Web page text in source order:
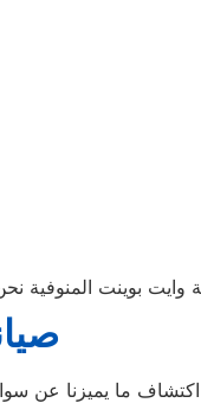
بوينت المنوفية نحن
اكتشاف ما يميزنا عن